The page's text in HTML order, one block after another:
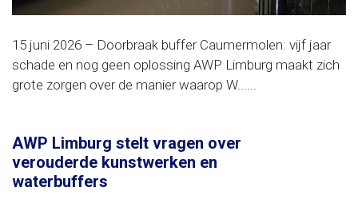
15 juni 2026 – Doorbraak buffer Caumermolen: vijf jaar
schade en nog geen oplossing AWP Limburg maakt zich
grote zorgen over de manier waarop W......
AWP Limburg stelt vragen over
verouderde kunstwerken en
waterbuffers